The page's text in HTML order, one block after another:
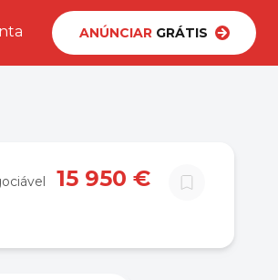
ANÚNCIARGRÁTIS
15 950 €